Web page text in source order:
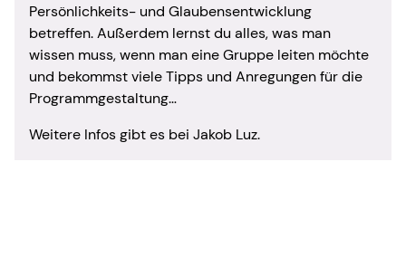
Persönlichkeits- und Glaubensentwicklung
betreffen. Außerdem lernst du alles, was man
wissen muss, wenn man eine Gruppe leiten möchte
und bekommst viele Tipps und Anregungen für die
Programmgestaltung…
Weitere Infos gibt es bei Jakob Luz.